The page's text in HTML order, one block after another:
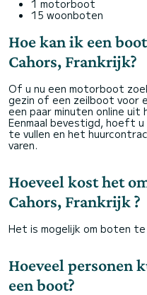
1 motorboot
15 woonboten
Hoe kan ik een
Cahors, Frankrijk?
Of u nu een motorboot
gezin of een zeilboot voor
een paar minuten online
Eenmaal bevestigd, hoeft u
te vullen en het
varen.
Hoeveel kost het
Cahors, Frankrijk ?
Het is mogelijk om boten
Hoeveel personen
een boot?